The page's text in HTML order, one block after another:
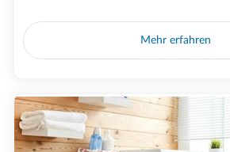
Mehr erfahren